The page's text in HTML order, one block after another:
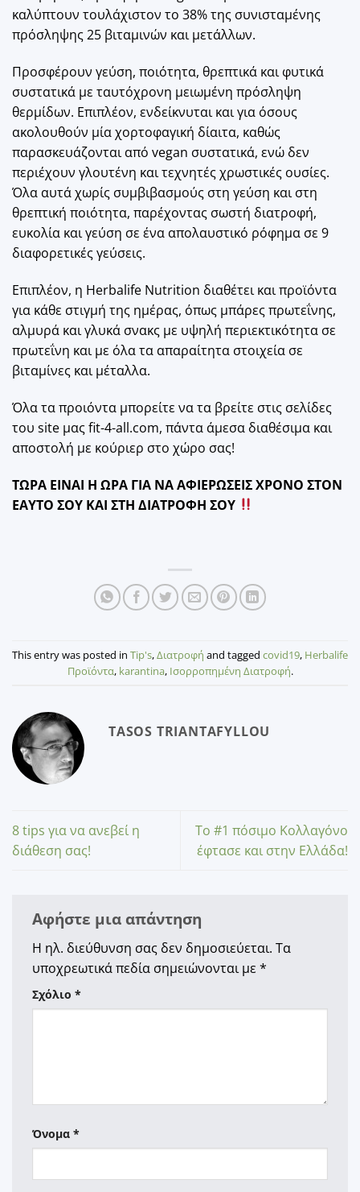
καλύπτουν τουλάχιστον το 38% της συνισταμένης
πρόσληψης 25 βιταμινών και μετάλλων.
Προσφέρουν γεύση, ποιότητα, θρεπτικά και φυτικά
συστατικά με ταυτόχρονη μειωμένη πρόσληψη
θερμίδων. Επιπλέον, ενδείκνυται και για όσους
ακολουθούν μία χορτοφαγική δίαιτα, καθώς
παρασκευάζονται από vegan συστατικά, ενώ δεν
περιέχουν γλουτένη και τεχνητές χρωστικές ουσίες.
Όλα αυτά χωρίς συμβιβασμούς στη γεύση και στη
θρεπτική ποιότητα, παρέχοντας σωστή διατροφή,
ευκολία και γεύση σε ένα απολαυστικό ρόφημα σε 9
διαφορετικές γεύσεις.
Επιπλέον, η Herbalife Nutrition διαθέτει και προϊόντα
για κάθε στιγμή της ημέρας, όπως μπάρες πρωτεΐνης,
αλμυρά και γλυκά σνακς με υψηλή περιεκτικότητα σε
πρωτεΐνη και με όλα τα απαραίτητα στοιχεία σε
βιταμίνες και μέταλλα.
Όλα τα προιόντα μπορείτε να τα βρείτε στις σελίδες
του site μας fit-4-all.com, πάντα άμεσα διαθέσιμα και
αποστολή με κούριερ στο χώρο σας!
ΤΩΡΑ ΕΙΝΑΙ Η ΩΡΑ ΓΙΑ ΝΑ ΑΦΙΕΡΩΣΕΙΣ ΧΡΟΝΟ ΣΤΟΝ
ΕΑΥΤΟ ΣΟΥ ΚΑΙ ΣΤΗ ΔΙΑΤΡΟΦΗ ΣΟΥ
This entry was posted in Tip's,Διατροφή and tagged covid19, Herbalife
Προϊόντα, karantina, Ισορροπημένη Διατροφή.
TASOS TRIANTAFYLLOU
8 tips για να ανεβεί η
διάθεση σας!
Το #1 πόσιμο Κολλαγόνο
έφτασε και στην Ελλάδα!
Αφήστε μια απάντηση
Η ηλ. διεύθυνση σας δεν δημοσιεύεται. Τα
υποχρεωτικά πεδία σημειώνονται με *
Σχόλιο *
Όνομα *